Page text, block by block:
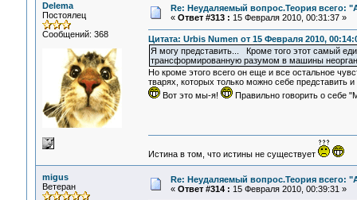
Delema
Постоялец
Сообщений: 368
Re: Неудаляемый вопрос.Теория всего:
« Ответ #313 : 15 Февраля 2010, 00:31:37 »
Цитата: Urbis Numen от 15 Февраля 2010,
Я могу представить... Кроме того этот самый
трансформированную разумом в машины
Но кроме этого всего он еще и все остальное
тварях, которых только можно себе
Вот это мы-я!
Правильно говорить о себе
Истина в том, что истины не существует
migus
Ветеран
Re: Неудаляемый вопрос.Теория всего:
« Ответ #314 : 15 Февраля 2010, 00:39:31 »